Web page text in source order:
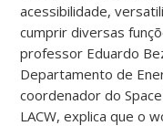
acessibilidade,
cumprir diversas
professor Eduardo
Departamento de
coordenador do
LACW, explica que o